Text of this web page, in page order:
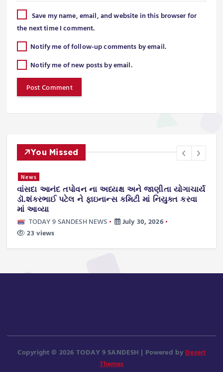
Save my name, email, and website in this browser for
the next time I comment.
Notify me of follow-up comments by email.
Notify me of new posts by email.
You Missed
News
વાંસદા આનંદ તપોવન ના અધ્યક્ષ અને જાણીતા યોગાચાર્ય
ડૉ.શંકરભાઈ પટેલ ને ફાઇનાન્સ કમિટી માં નિયુક્ત કરવા
માં આવ્યા
TODAY 9 SANDESH NEWS
July 30, 2026
23 views
Copyright © 2026 TODAY 9 SANDESH | Powered by Desert
Themes